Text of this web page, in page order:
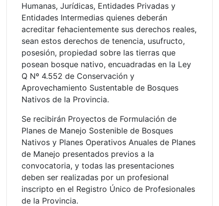
Humanas, Jurídicas, Entidades Privadas y
Entidades Intermedias quienes deberán
acreditar fehacientemente sus derechos reales,
sean estos derechos de tenencia, usufructo,
posesión, propiedad sobre las tierras que
posean bosque nativo, encuadradas en la Ley
Q Nº 4.552 de Conservación y
Aprovechamiento Sustentable de Bosques
Nativos de la Provincia.
Se recibirán Proyectos de Formulación de
Planes de Manejo Sostenible de Bosques
Nativos y Planes Operativos Anuales de Planes
de Manejo presentados previos a la
convocatoria, y todas las presentaciones
deben ser realizadas por un profesional
inscripto en el Registro Único de Profesionales
de la Provincia.